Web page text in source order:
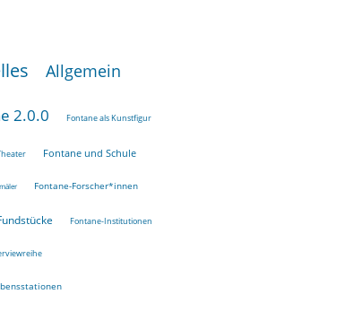
Allgemein
2.0.0 Fontane als Kunstfigur
Fontane und Schule
Fontane-Forscher*innen
Fontane-Institutionen